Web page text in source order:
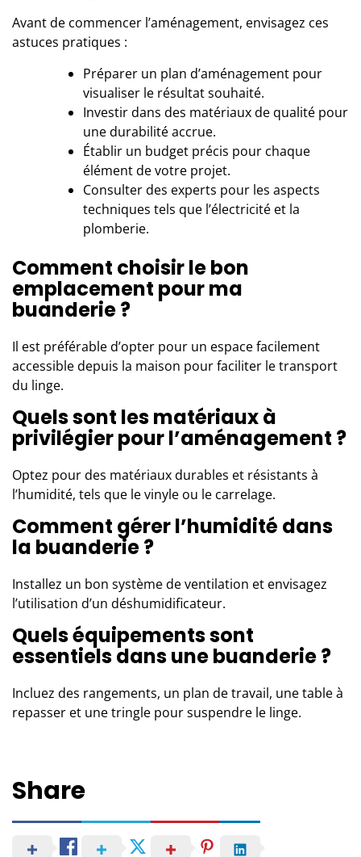
Avant de commencer l’aménagement, envisagez ces
astuces pratiques :
Préparer un plan d’aménagement pour
visualiser le résultat souhaité.
Investir dans des matériaux de qualité pour
une durabilité accrue.
Établir un budget précis pour chaque
élément de votre projet.
Consulter des experts pour les aspects
techniques tels que l’électricité et la
plomberie.
Comment choisir le bon
emplacement pour ma
buanderie ?
Il est préférable d’opter pour un espace facilement
accessible depuis la maison pour faciliter le transport
du linge.
Quels sont les matériaux à
privilégier pour l’aménagement ?
Optez pour des matériaux durables et résistants à
l’humidité, tels que le vinyle ou le carrelage.
Comment gérer l’humidité dans
la buanderie ?
Installez un bon système de ventilation et envisagez
l’utilisation d’un déshumidificateur.
Quels équipements sont
essentiels dans une buanderie ?
Incluez des rangements, un plan de travail, une table à
repasser et une tringle pour suspendre le linge.
Share